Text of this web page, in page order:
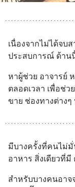
เนื่องจากไม่ได้จบ
ประสบการณ์ ด้าน
หาผู้ช่วย อาจารย์
ตลอดเวลา เพื่อช่
ขาย ช่องทางต่าง
มีบางครั้งที่คนไม่มั่
อาหาร สิ่งเดียวที่
สำหรับบางคนอาจ